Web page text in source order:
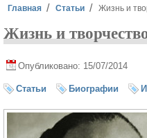
Вы здесь
Главная Статьи Жизнь и
Жизнь и
Опубликовано: 15/07/2014
Статьи Биографии